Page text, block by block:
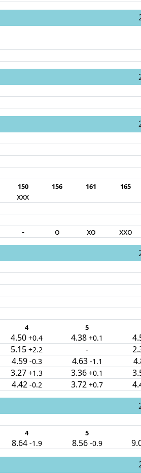
150 156 161 165
xxx
- o xo xxo
4 5
4.50 +0.4 4.38 +0.1
5.15 +2.2 -
4.59 -0.3 4.63 -1.1
3.27 +1.3 3.36 +0.1
4.42 -0.2 3.72 +0.7
4 5
8.64 -1.9 8.56 -0.9